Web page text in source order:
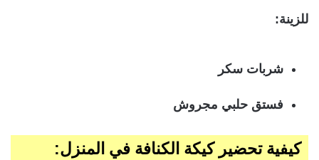
للزينة:
شربات سكر
فستق حلبي مجروش
كيفية تحضير كيكة الكنافة في المنزل: